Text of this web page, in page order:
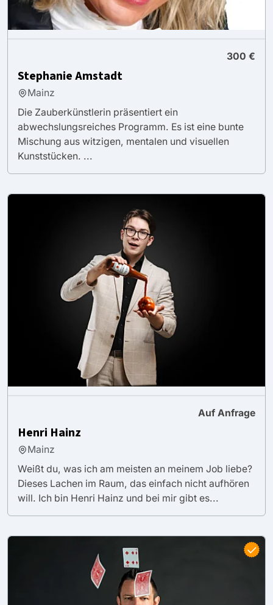
300 €
Stephanie Amstadt
Mainz
Die Zauberkünstlerin präsentiert ein
abwechslungsreiches Programm. Es ist eine bunte
Mischung aus witzigen, mentalen und visuellen
Kunststücken. ...
Auf Anfrage
Henri Hainz
Mainz
Weißt du, was ich am meisten an meinem Job liebe?
Dieses Lachen im Raum, das einfach nicht aufhören
will. Ich bin Henri Hainz und bei mir gibt es...